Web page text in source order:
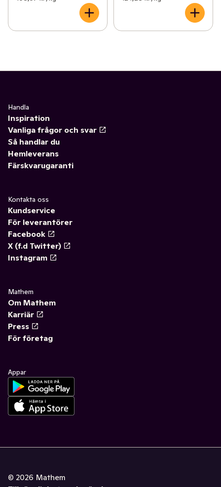
Handla
Inspiration
Vanliga frågor och svar
Så handlar du
Hemleverans
Färskvarugaranti
Kontakta oss
Kundservice
För leverantörer
Facebook
X (f.d Twitter)
Instagram
Mathem
Om Mathem
Karriär
Press
För företag
Appar
© 2026 Mathem